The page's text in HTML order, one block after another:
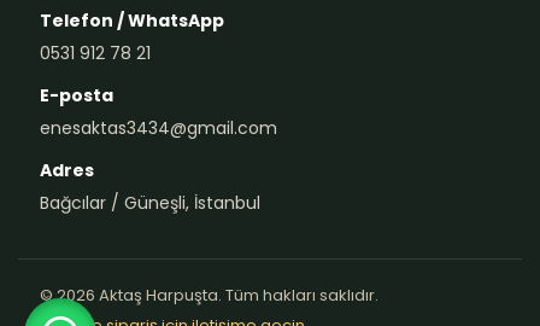
Telefon / WhatsApp
0531 912 78 21
E-posta
enesaktas3434@gmail.com
Adres
Bağcılar / Güneşli, İstanbul
© 2026 Aktaş Harpuşta. Tüm hakları saklıdır.